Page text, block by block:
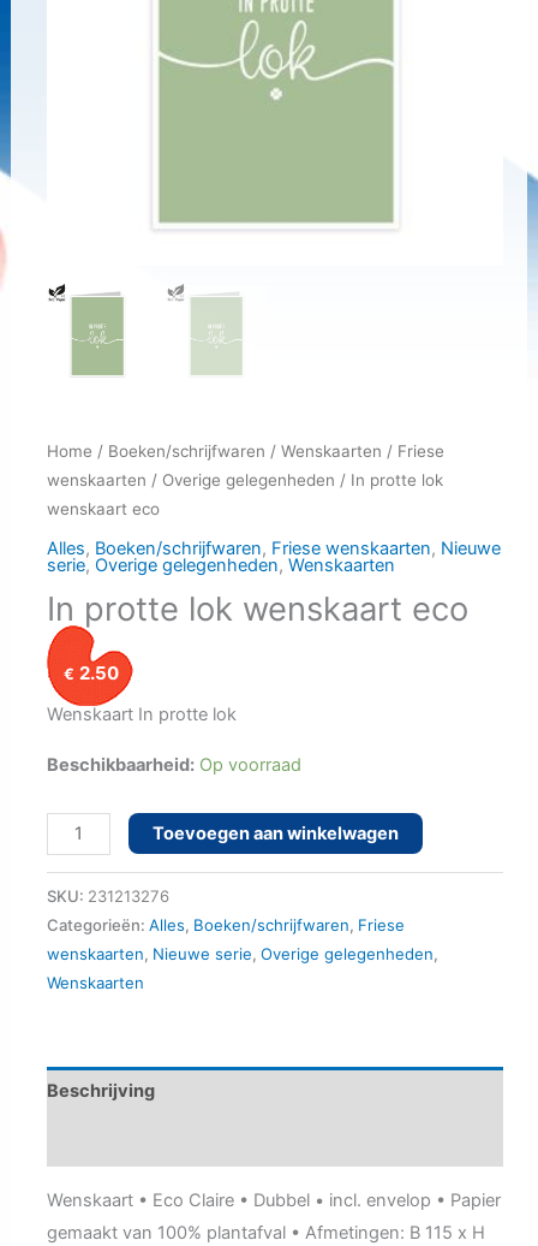
Home / Boeken/schrijfwaren / Wenskaarten / Friese
wenskaarten / Overige gelegenheden / In protte lok
wenskaart eco
Alles, Boeken/schrijfwaren, Friese wenskaarten, Nieuwe
serie, Overige gelegenheden, Wenskaarten
In protte lok wenskaart eco
€ 2.50
Wenskaart In protte lok
Beschikbaarheid: Op voorraad
protte
lok
wenskaart
eco
aantal
Toevoegen aan winkelwagen
SKU: 231213276
Categorieën: Alles, Boeken/schrijfwaren, Friese
wenskaarten, Nieuwe serie, Overige gelegenheden,
Wenskaarten
Beschrijving
Wenskaart • Eco Claire • Dubbel • incl. envelop • Papier
gemaakt van 100% plantafval • Afmetingen: B 115 x H